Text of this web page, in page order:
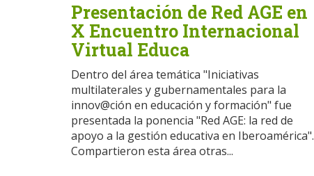
Presentación de Red AGE en
X Encuentro Internacional
Virtual Educa
Dentro del área temática "Iniciativas
multilaterales y gubernamentales para la
innov@ción en educación y formación" fue
presentada la ponencia "Red AGE: la red de
apoyo a la gestión educativa en Iberoamérica".
Compartieron esta área otras...